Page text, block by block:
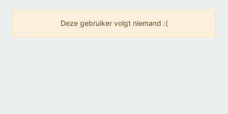
Deze gebruiker volgt niemand :(